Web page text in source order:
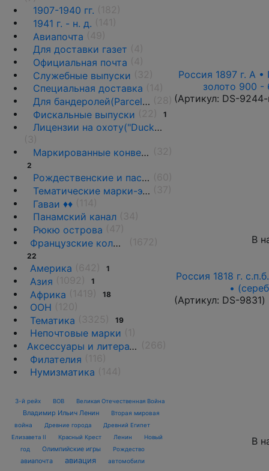
1907-1940 гг.
1941 г. - н. д.
Авиапочта
Для доставки газет
Официальная почта
Служебные выпуски
Специальная доставка
Для бандеролей(Parcel post) ♦♦
Фискальные выпуски
1
Лицензии на охоту("Duck stamps")
Маркированные конверты, ПК и вырезки
2
Рождественские и пасхальные этикетки
Тематические марки-этикетки
Гаваи ♦♦
Панамский канал
Рюкю острова
Французские колонии и территории
22
Америка 1
Азия 1
Африка 18
ООН
Тематика
19
Непочтовые марки
Аксессуары и литература
Филателия
Нумизматика
3-й рейх ВОВ Великая Отечественная Война
Владимир Ильич Ленин
Вторая мировая
война
Древние города
Древний Египет
Елизавета II
Красный Крест Ленин
Новый
год
Олимпийские игры Рождество
авиапочта авиация автомобили
Россия 1897 г. А
золото 900 -
(Артикул: DS-
В
Россия 1818 г.
•
(Артикул: DS-9831)
В